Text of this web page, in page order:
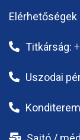
Elérhetőségek
Titkárság:
Uszodai